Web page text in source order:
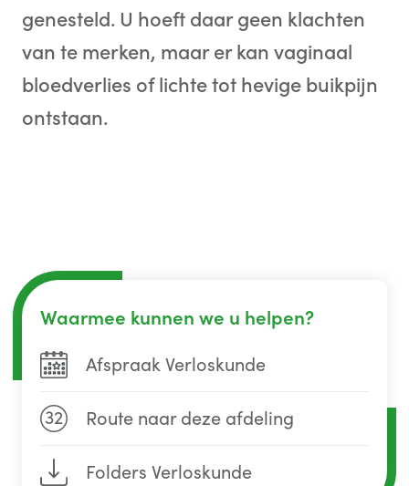
genesteld. U hoeft daar geen klachten
van te merken, maar er kan vaginaal
bloedverlies of lichte tot hevige buikpijn
ontstaan.
Waarmee kunnen we u helpen?
Afspraak Verloskunde
32 Route naar deze afdeling
Folders Verloskunde